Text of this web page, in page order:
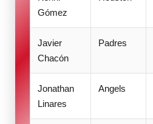
Gómez
Javier
Chacón
Padres
Jonathan
Linares
Angels